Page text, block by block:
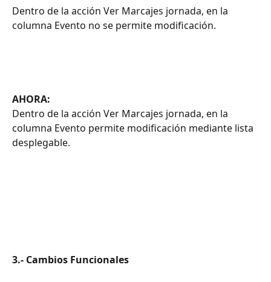
Dentro de la acción Ver Marcajes jornada, en la
columna Evento no se permite modificación.
AHORA:
Dentro de la acción Ver Marcajes jornada, en la
columna Evento permite modificación mediante lista
desplegable.
3.- Cambios Funcionales